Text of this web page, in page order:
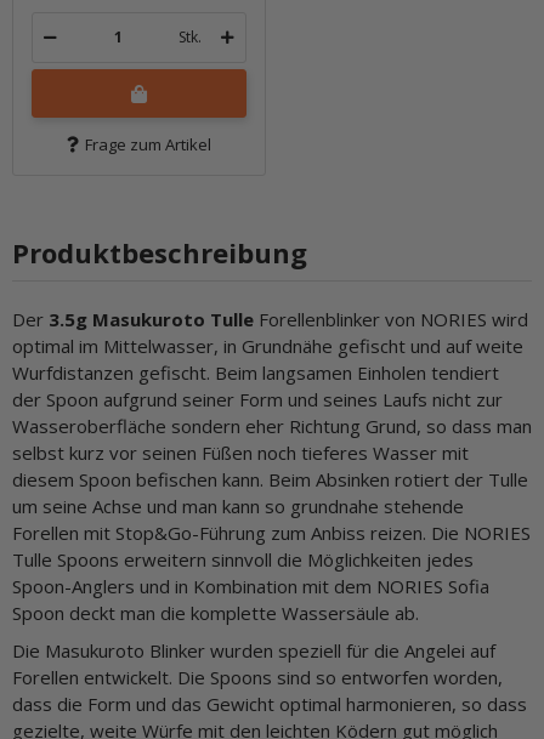
Stk.
Frage zum Artikel
Produktbeschreibung
Der 3.5g Masukuroto Tulle Forellenblinker von NORIES wird
optimal im Mittelwasser, in Grundnähe gefischt und auf weite
Wurfdistanzen gefischt. Beim langsamen Einholen tendiert
der Spoon aufgrund seiner Form und seines Laufs nicht zur
Wasseroberfläche sondern eher Richtung Grund, so dass man
selbst kurz vor seinen Füßen noch tieferes Wasser mit
diesem Spoon befischen kann. Beim Absinken rotiert der Tulle
um seine Achse und man kann so grundnahe stehende
Forellen mit Stop&Go-Führung zum Anbiss reizen. Die NORIES
Tulle Spoons erweitern sinnvoll die Möglichkeiten jedes
Spoon-Anglers und in Kombination mit dem NORIES Sofia
Spoon deckt man die komplette Wassersäule ab.
Die Masukuroto Blinker wurden speziell für die Angelei auf
Forellen entwickelt. Die Spoons sind so entworfen worden,
dass die Form und das Gewicht optimal harmonieren, so dass
gezielte, weite Würfe mit den leichten Ködern gut möglich